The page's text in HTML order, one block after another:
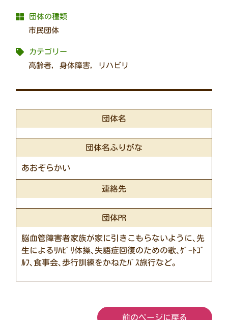
団体の種類
市民団体
カテゴリー
高齢者,身体障害, リハビリ
団体名
団体名ふりがな
あおぞらかい
連絡先
団体PR
脳血管障害者家族が家に引きこもらないように､先
生によるﾘﾊﾋﾞﾘ体操､失語症回復のための歌､ｹﾞｰﾄｺﾞ
ﾙﾌ､食事会､歩行訓練をかねたﾊﾞｽ旅行など｡
前のページに戻る